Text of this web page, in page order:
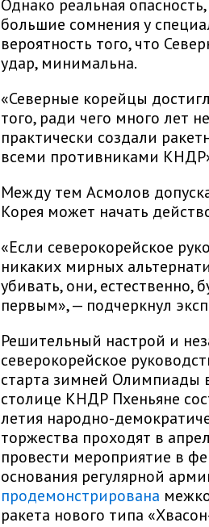
Однако реальная
большие сомнения у
вероятность того, что
удар, минимальна.
«Северные корейцы
того, ради чего много лет
практически создали
всеми противниками
Между тем Асмолов
Корея может начать
«Если северокорейское
никаких мирных
убивать, они, естественно,
первым», — подчеркнул
Решительный настрой и
северокорейское
старта зимней Олимпиады
столице КНДР Пхеньяне
летия народно-
торжества проходят в
провести мероприятие в
основания регулярной
продемонстрирована
ракета нового типа